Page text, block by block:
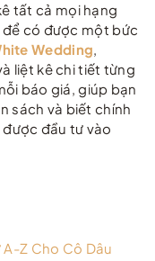
tất cả mọi hạng
để có được một bức
Wedding,
liệt kê chi tiết từng
báo giá, giúp bạn
sách và biết chính
đầu tư vào
Z Cho Cô Dâu